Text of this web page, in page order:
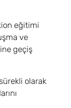
eğitimi
ve
geçiş
olarak